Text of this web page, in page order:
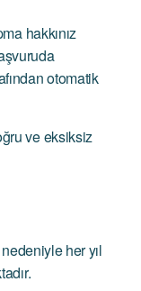
hakkınız
otomatik
ve eksiksiz
her yıl